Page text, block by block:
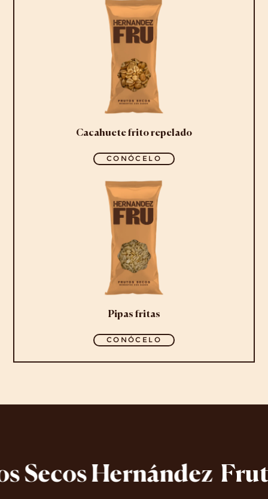
Cacahuete frito repelado
CONÓCELO
Pipas fritas
CONÓCELO
Hernández